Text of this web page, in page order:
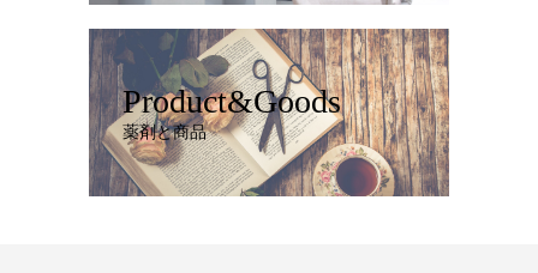
Product&Goods
薬剤と商品